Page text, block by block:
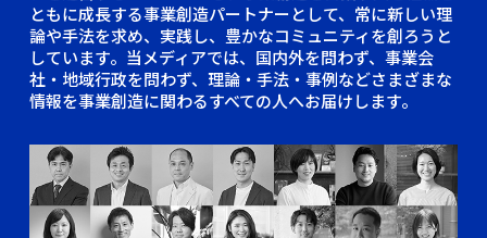
ともに成長する事業創造パートナーとして、常に新しい理
論や手法を求め、実践し、豊かなコミュニティを創ろうと
しています。当メディアでは、国内外を問わず、事業会
社・地域行政を問わず、理論・手法・事例などさまざまな
情報を事業創造に関わるすべての人へお届けします。